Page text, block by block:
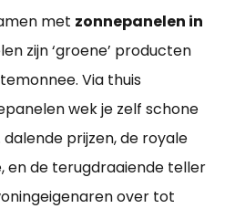
met zonnepanelen in
zijn ‘groene’ producten
Via thuis
wek je zelf schone
prijzen, de royale
en de terugdraaiende teller
over tot